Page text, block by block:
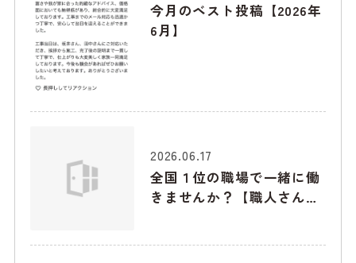
今月のベスト投稿【2026年
6月】
2026.06.17
全国１位の職場で一緒に働
きませんか？【職人さん募